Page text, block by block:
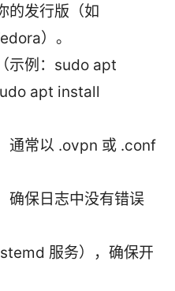
的发行版（如
）。
示例：sudo apt
apt install
通常以 .ovpn 或 .conf
确保日志中没有错误
服务），确保开